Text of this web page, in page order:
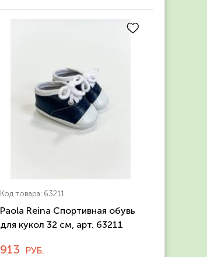
Код товара: 63211
Paola Reina Спортивная обувь
для кукол 32 см, арт. 63211
913 РУБ.